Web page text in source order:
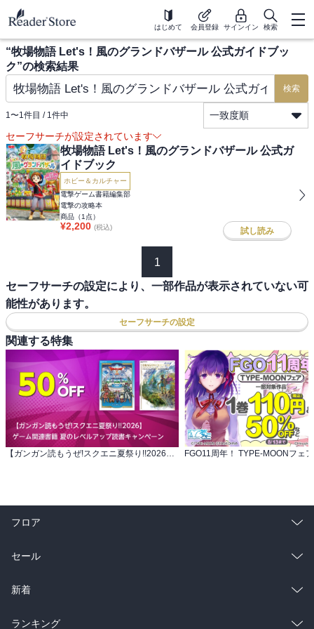
はじめて 会員登録 サインイン 検索
“牧場物語 Let's！風のグランドバザール 公式ガイドブッ
ク”の検索結果
検索
1〜1件目 / 1件中
一致度順
セーフサーチが設定されています
牧場物語 Let's！風のグランドバザール 公式ガ
イドブック
ホビー＆カルチャー
電撃ゲーム書籍編集部
電撃の攻略本
商品（1 点）
¥2,200 (税込) 試し読み
1
セーフサーチの設定により、一部作品が表示されていない可
能性があります。
セーフサーチの設定
関連する特集
【ガンガン読もうぜ!スクエニ夏祭り!!2026】 ゲーム関連書籍 夏のレベルアップ読書キャンペーン FGO11周年！ TYPE-MOONフェア
フロア
総合
ラノベ
雑誌・グラビア
セール
総合
ラノベ
新着
総合
ランキング